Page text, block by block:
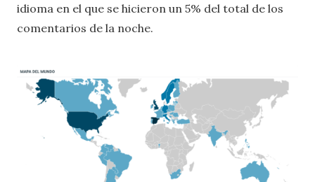
idioma en el que se hicieron un 5% del total de los
comentarios de la noche.